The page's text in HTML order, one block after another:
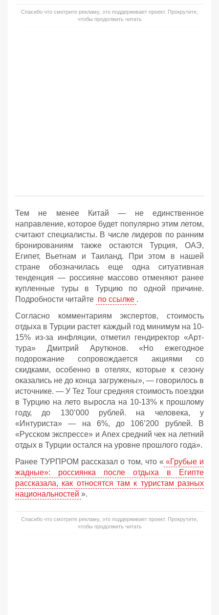
Спасибо что смотрите рекламу, это поддерживает проект. Прокрутите,
чтобы продолжить читать
Тем не менее Китай — не единственное
направление, которое будет популярно этим летом,
считают специалисты. В числе лидеров по ранним
бронированиям также остаются Турция, ОАЭ,
Египет, Вьетнам и Таиланд. При этом в нашей
стране обозначилась еще одна ситуативная
тенденция — россияне массово отменяют ранее
купленные туры в Турцию по одной причине.
Подробности читайте по ссылке .
Согласно комментариям экспертов, стоимость
отдыха в Турции растет каждый год минимум на 10-
15% из-за инфляции, отметил гендиректор «Арт-
тура» Дмитрий Арутюнов. «Но ежегодное
подорожание сопровождается акциями со
скидками, особенно в отелях, которые к сезону
оказались не до конца загружены», — говорилось в
источнике. — У Tez Tour средняя стоимость поездки
в Турцию на лето выросла на 10-13% к прошлому
году, до 130’000 рублей. на человека, у
«Интуриста» — на 6%, до 106’200 рублей. В
«Русском экспрессе» и Anex средний чек на летний
отдых в Турции остался на уровне прошлого года».
Ранее ТУРПРОМ рассказал о том, что « «Грубые и
жадные»: россиянка после отдыха в Египте
рассказала, как относятся там к туристам разных
национальностей ».
Спасибо что смотрите рекламу, это поддерживает проект. Прокрутите,
чтобы продолжить читать